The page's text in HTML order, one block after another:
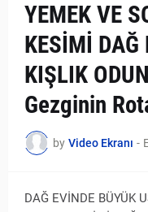
YEMEK VE
KESİMİ DAĞ
KIŞLIK
Gezginin
by Video Ekranı -
DAĞ EVİNDE BÜYÜK